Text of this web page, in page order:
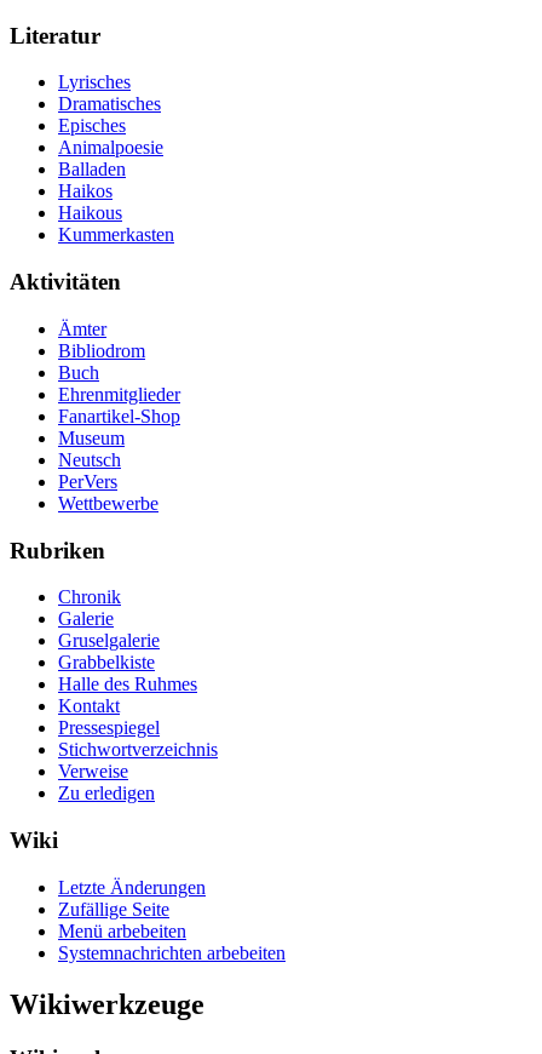
Literatur
Lyrisches
Dramatisches
Episches
Animalpoesie
Balladen
Haikos
Haikous
Kummerkasten
Aktivitäten
Ämter
Bibliodrom
Buch
Ehrenmitglieder
Fanartikel-Shop
Museum
Neutsch
PerVers
Wettbewerbe
Rubriken
Chronik
Galerie
Gruselgalerie
Grabbelkiste
Halle des Ruhmes
Kontakt
Pressespiegel
Stichwortverzeichnis
Verweise
Zu erledigen
Wiki
Letzte Änderungen
Zufällige Seite
Menü arbebeiten
Systemnachrichten arbebeiten
Wikiwerkzeuge